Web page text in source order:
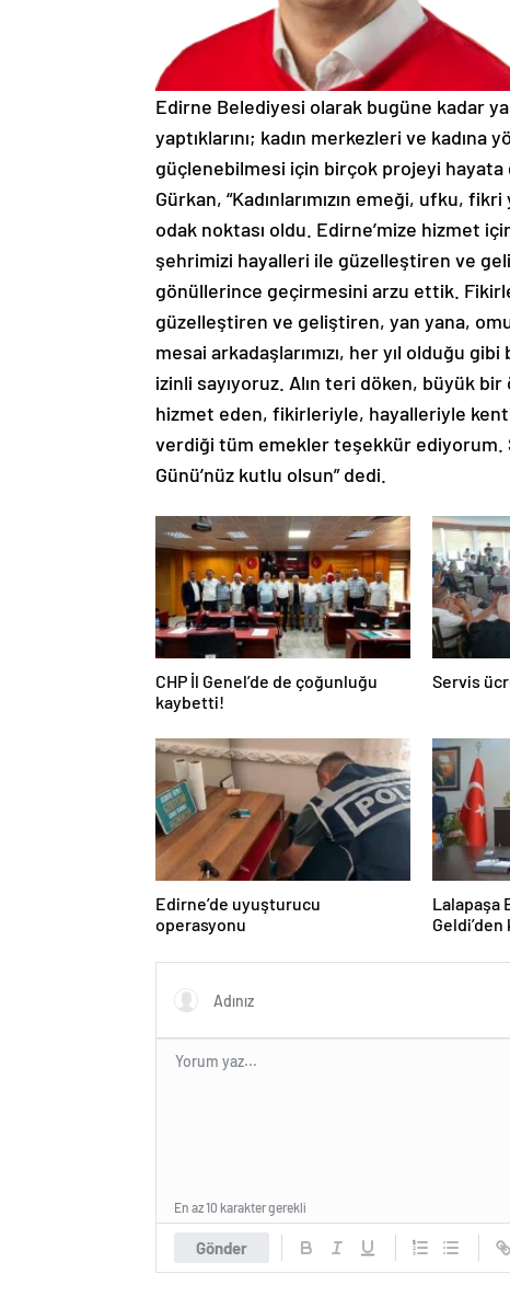
Edirne Belediyesi olarak bugüne kadar
yaptıklarını; kadın merkezleri ve kadına
güçlenebilmesi için birçok projeyi
Gürkan, “Kadınlarımızın emeği, ufku,
odak noktası oldu. Edirne’mize hizmet
şehrimizi hayalleri ile güzelleştiren ve
gönüllerince geçirmesini arzu ettik.
güzelleştiren ve geliştiren, yan yana,
mesai arkadaşlarımızı, her yıl olduğu
izinli sayıyoruz. Alın teri döken, büyük
hizmet eden, fikirleriyle, hayalleriyle
verdiği tüm emekler teşekkür ediyorum.
Günü’nüz kutlu olsun” dedi.
CHP İl Genel’de de çoğunluğu
kaybetti!
Servis
Edirne’de uyuşturucu
operasyonu
Lalapaşa
Geldi’den
Gönder
En az 10 karakter gerekli